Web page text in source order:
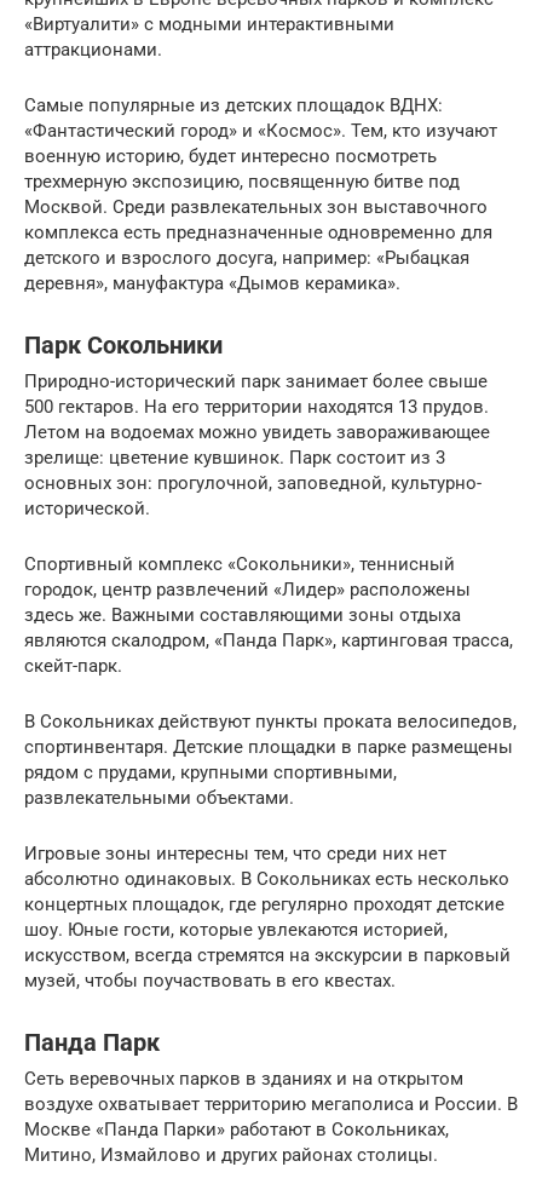
«Виртуалити» с модными интерактивными
аттракционами.
Самые популярные из детских площадок ВДНХ:
«Фантастический город» и «Космос». Тем, кто изучают
военную историю, будет интересно посмотреть
трехмерную экспозицию, посвященную битве под
Москвой. Среди развлекательных зон выставочного
комплекса есть предназначенные одновременно для
детского и взрослого досуга, например: «Рыбацкая
деревня», мануфактура «Дымов керамика».
Парк Сокольники
Природно-исторический парк занимает более свыше
500 гектаров. На его территории находятся 13 прудов.
Летом на водоемах можно увидеть завораживающее
зрелище: цветение кувшинок. Парк состоит из 3
основных зон: прогулочной, заповедной, культурно-
исторической.
Спортивный комплекс «Сокольники», теннисный
городок, центр развлечений «Лидер» расположены
здесь же. Важными составляющими зоны отдыха
являются скалодром, «Панда Парк», картинговая трасса,
скейт-парк.
В Сокольниках действуют пункты проката велосипедов,
спортинвентаря. Детские площадки в парке размещены
рядом с прудами, крупными спортивными,
развлекательными объектами.
Игровые зоны интересны тем, что среди них нет
абсолютно одинаковых. В Сокольниках есть несколько
концертных площадок, где регулярно проходят детские
шоу. Юные гости, которые увлекаются историей,
искусством, всегда стремятся на экскурсии в парковый
музей, чтобы поучаствовать в его квестах.
Панда Парк
Сеть веревочных парков в зданиях и на открытом
воздухе охватывает территорию мегаполиса и России. В
Москве «Панда Парки» работают в Сокольниках,
Митино, Измайлово и других районах столицы.